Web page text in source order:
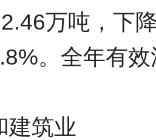
万吨，下
。全年有
建筑业